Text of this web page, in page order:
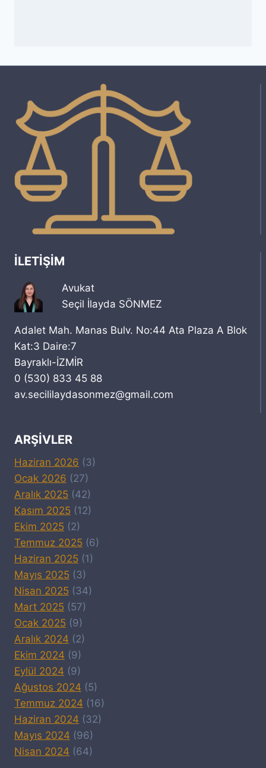
İLETIŞIM
Avukat
Seçil İlayda SÖNMEZ
Adalet Mah. Manas Bulv. No:44 Ata Plaza A Blok
Kat:3 Daire:7
Bayraklı-İZMİR
0 (530) 833 45 88
av.secililaydasonmez@gmail.com
ARŞIVLER
Haziran 2026 (3)
Ocak 2026 (27)
Aralık 2025 (42)
Kasım 2025 (12)
Ekim 2025 (2)
Temmuz 2025 (6)
Haziran 2025 (1)
Mayıs 2025 (3)
Nisan 2025 (34)
Mart 2025 (57)
Ocak 2025 (9)
Aralık 2024 (2)
Ekim 2024 (9)
Eylül 2024 (9)
Ağustos 2024 (5)
Temmuz 2024 (16)
Haziran 2024 (32)
Mayıs 2024 (96)
Nisan 2024 (64)